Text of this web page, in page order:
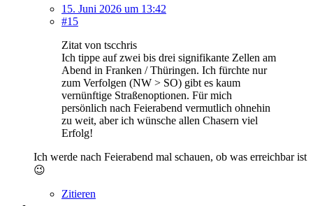
15. Juni 2026 um 13:42
#15
Zitat von tscchris
Ich tippe auf zwei bis drei signifikante Zellen am
Abend in Franken / Thüringen. Ich fürchte nur
zum Verfolgen (NW > SO) gibt es kaum
vernünftige Straßenoptionen. Für mich
persönlich nach Feierabend vermutlich ohnehin
zu weit, aber ich wünsche allen Chasern viel
Erfolg!
Ich werde nach Feierabend mal schauen, ob was erreichbar ist
😉
Zitieren